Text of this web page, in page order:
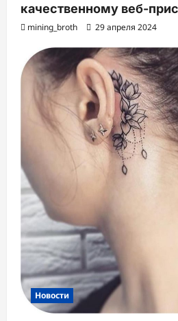
качественному веб-
mining_broth 29 апреля 2024
Новости